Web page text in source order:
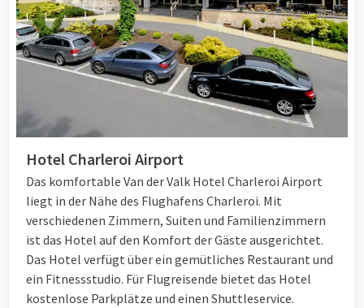
Hotel Charleroi Airport
Das komfortable Van der Valk Hotel Charleroi Airport
liegt in der Nähe des Flughafens Charleroi. Mit
verschiedenen Zimmern, Suiten und Familienzimmern
ist das Hotel auf den Komfort der Gäste ausgerichtet.
Das Hotel verfügt über ein gemütliches Restaurant und
ein Fitnessstudio. Für Flugreisende bietet das Hotel
kostenlose Parkplätze und einen Shuttleservice.